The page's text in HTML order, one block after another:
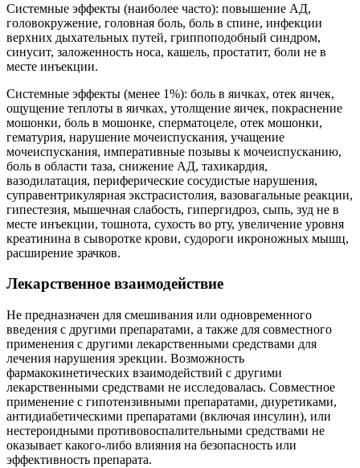
Системные эффекты (наиболее часто): повышение АД,
головокружение, головная боль, боль в спине, инфекции
верхних дыхательных путей, гриппоподобный синдром,
синусит, заложенность носа, кашель, простатит, боли не в
месте инъекции.
Системные эффекты (менее 1%): боль в яичках, отек яичек,
ощущение теплоты в яичках, утолщение яичек, покраснение
мошонки, боль в мошонке, сперматоцеле, отек мошонки,
гематурия, нарушение мочеиспускания, учащение
мочеиспускания, императивные позывы к мочеиспусканию,
боль в области таза, снижение АД, тахикардия,
вазодилатация, периферические сосудистые нарушения,
суправентрикулярная экстрасистолия, вазовагальные реакции,
гипестезия, мышечная слабость, гипергидроз, сыпь, зуд не в
месте инъекции, тошнота, сухость во рту, увеличение уровня
креатинина в сыворотке крови, судороги икроножных мышц,
расширение зрачков.
Лекарственное взаимодействие
Не предназначен для смешивания или одновременного
введения с другими препаратами, а также для совместного
применения с другими лекарственными средствами для
лечения нарушения эрекции. Возможность
фармакокинетических взаимодействий с другими
лекарственными средствами не исследовалась. Совместное
применение с гипотензивными препаратами, диуретиками,
антидиабетическими препаратами (включая инсулин), или
нестероидными противовоспалительными средствами не
оказывает какого-либо влияния на безопасность или
эффективность препарата.